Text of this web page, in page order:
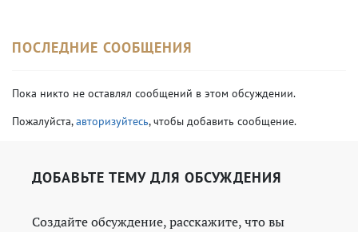
ПОСЛЕДНИЕ СООБЩЕНИЯ
Пока никто не оставлял сообщений в этом обсуждении.
Пожалуйста,авторизуйтесь, чтобы добавить сообщение.
ДОБАВЬТЕ ТЕМУ ДЛЯ ОБСУЖДЕНИЯ
Создайте обсуждение, расскажите, что вы